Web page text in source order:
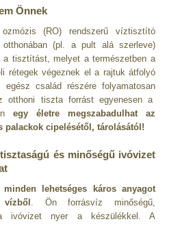
Önnek
(RO) rendszerű víztisztító
otthonában (pl. a pult alá szerleve)
tisztítást, melyet a természetben a
rétegek végeznek el a rajtuk átfolyó
egész család részére folyamatosan
otthoni tiszta forrást egyenesen a
egy életre megszabadulhat az
palackok cipelésétől, tárolásától!
és minőségű ivóvizet
minden lehetséges káros anyagot
. Ön forrásvíz minőségű,
ivóvizet nyer a készülékkel. A